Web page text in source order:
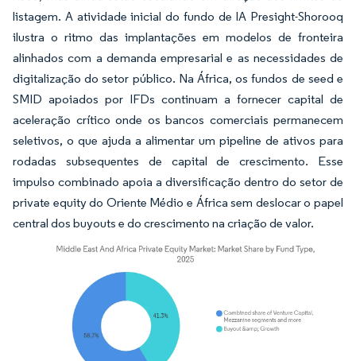
listagem. A atividade inicial do fundo de IA Presight-Shorooq
ilustra o ritmo das implantações em modelos de fronteira
alinhados com a demanda empresarial e as necessidades de
digitalização do setor público. Na África, os fundos de seed e
SMID apoiados por IFDs continuam a fornecer capital de
aceleração crítico onde os bancos comerciais permanecem
seletivos, o que ajuda a alimentar um pipeline de ativos para
rodadas subsequentes de capital de crescimento. Esse
impulso combinado apoia a diversificação dentro do setor de
private equity do Oriente Médio e África sem deslocar o papel
central dos buyouts e do crescimento na criação de valor.